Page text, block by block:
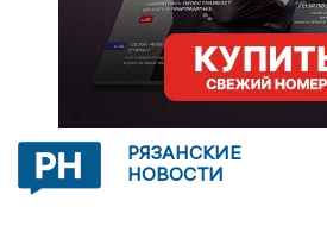
РЯЗАНСКИЕ
НОВОСТИ